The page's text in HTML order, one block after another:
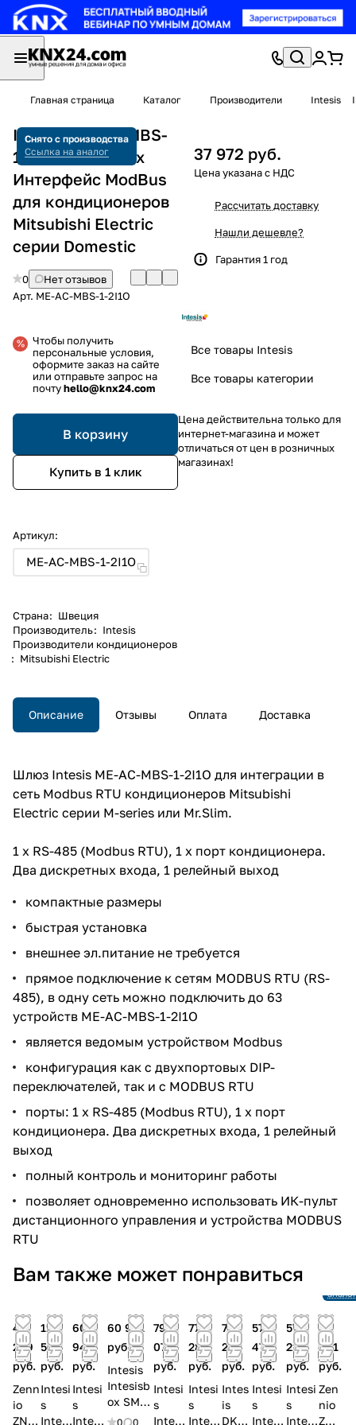
Главная страница Каталог Производители Intesis
Снято с производства
Ссылка на аналог
Intesis ME-AC-MBS-
1-2I1O Intesisbox
Интерфейс ModBus
для кондиционеров
Mitsubishi Electric
серии Domestic
0
Нет отзывов
Арт. ME-AC-MBS-1-2I1O
Чтобы получить
персональные условия,
оформите заказ на сайте
или отправьте запрос на
почтуhello@knx24.com
В корзину
Купить в 1 клик
Артикул:
ME-AC-MBS-1-2I1O
Страна: Швеция
Производитель: Intesis
Производители кондиционеров
: Mitsubishi Electric
37 972 руб.
Рассчитать доставку
Нашли дешевле?
Гарантия 1 год
Все товары Intesis
Все товары категории
Цена действительна только для
интернет-магазина и может
отличаться от цен в розничных
магазинах!
Описание Отзывы Оплата Доставка
Шлюз Intesis ME-AC-MBS-1-2I1O для интеграции в
сеть Modbus RTU кондиционеров Mitsubishi
Electric серии M-series или Mr.Slim.
1 x RS-485 (Modbus RTU), 1 x порт кондиционера.
Два дискретных входа, 1 релейный выход
компактные размеры
быстрая установка
внешнее эл.питание не требуется
прямое подключение к сетям MODBUS RTU (RS-
485), в одну сеть можно подключить до 63
устройств ME-AC-MBS-1-2I1O
является ведомым устройством Modbus
конфигурация как с двухпортовых DIP-
переключателей, так и с MODBUS RTU
порты: 1 x RS-485 (Modbus RTU), 1 x порт
кондиционера. Два дискретных входа, 1 релейный
выход
полный контроль и мониторинг работы
позволяет одновременно использовать ИК-пульт
дистанционного управления и устройства MODBUS
RTU
Вам также может понравиться
46
249
руб.
Zenn
io
ZN1
113
501
руб.
Intesi
s
Intesi
60
941
руб.
Intesi
s
Intesi
60 941
руб.
Intesis
Intesisb
ox SM-
RC2-
0
0
790
075
руб.
Intesi
s
Intesi
77
288
руб.
Intesi
s
Intesi
77
288
руб.
Intes
is
DK-
577
476
руб.
Intesi
s
Intesi
57
216
руб.
Intesi
s
Intesi
50
491
руб.
Zen
nio
ZCL